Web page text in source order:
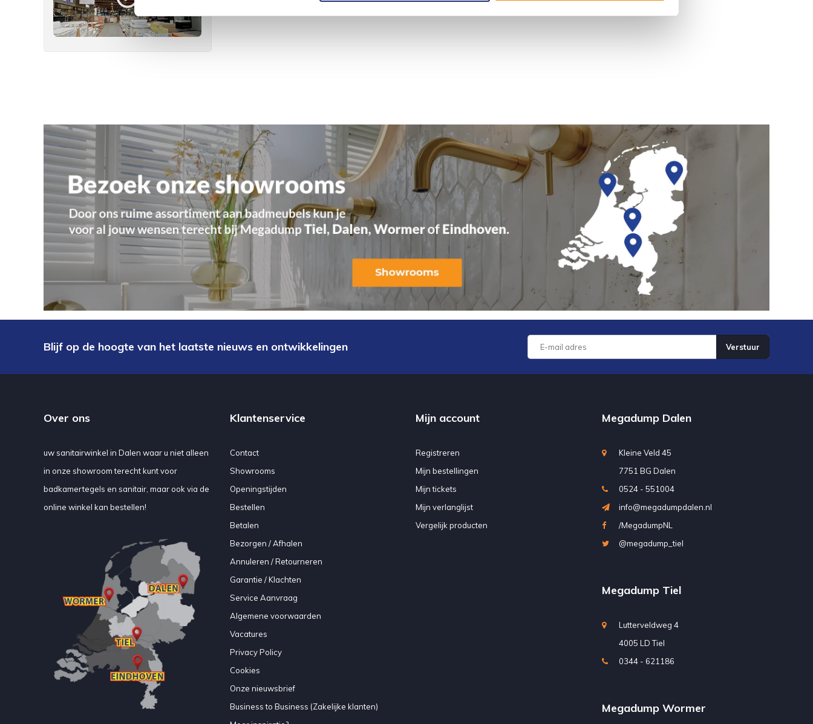
Blijf op de hoogte van het laatste nieuws en ontwikkelingen Verstuur
Over ons
uw sanitairwinkel in Dalen waar u niet alleen
in onze showroom terecht kunt voor
badkamertegels en sanitair, maar ook via de
online winkel kan bestellen!
Klantenservice
Contact
Showrooms
Openingstijden
Bestellen
Betalen
Bezorgen / Afhalen
Annuleren / Retourneren
Garantie / Klachten
Service Aanvraag
Algemene voorwaarden
Vacatures
Privacy Policy
Cookies
Onze nieuwsbrief
Business to Business (Zakelijke klanten)
Mijn account
Registreren
Mijn bestellingen
Mijn tickets
Mijn verlanglijst
Vergelijk producten
Megadump Dalen
Kleine Veld 45
7751 BG Dalen
0524 - 551004
info@megadumpdalen.nl
/MegadumpNL
@megadump_tiel
Megadump Tiel
Lutterveldweg 4
4005 LD Tiel
0344 - 621186
Megadump Wormer